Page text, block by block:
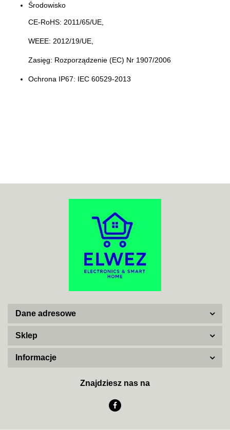
Środowisko
CE-RoHS: 2011/65/UE,
WEEE: 2012/19/UE,
Zasięg: Rozporządzenie (EC) Nr 1907/2006
Ochrona IP67: IEC 60529-2013
ACO
ADATA
AJAX SYSTEMS
Dane adresowe
Sklep
Informacje
Znajdziesz nas na